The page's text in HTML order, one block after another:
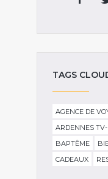
TAGS
AGENCE DE
ARDENNES
BAPTÊME
CADEAUX